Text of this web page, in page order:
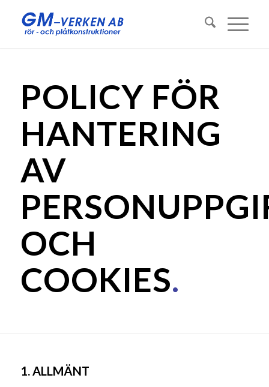
POLICY FÖR
HANTERING
AV
OCH
COOKIES.
1. ALLMÄNT